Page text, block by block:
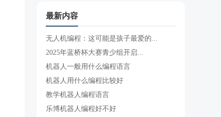
最新内容
无人机编程：这可能是孩子最爱的...
2025年蓝桥杯大赛青少组开启...
机器人一般用什么编程语言
机器人用什么编程比较好
教学机器人编程语言
乐博机器人编程好不好